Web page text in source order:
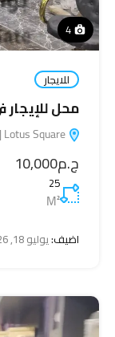
4
للايجار
محل
ج.م10,000
25
M²
اضيف:يوليو 18, 2026